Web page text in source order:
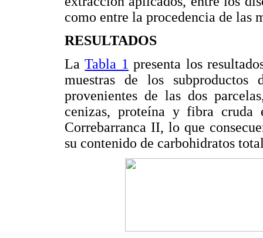
como entre la procedencia de las
RESULTADOS
LaTabla 1 presenta los
muestras de los
provenientes de las dos
cenizas, proteína y fibra cruda
Correbarranca II, lo que
su contenido de carbohidratos